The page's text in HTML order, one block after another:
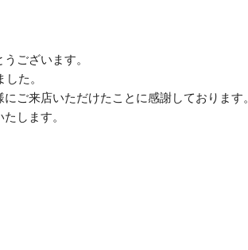
ございます。
た。
ご来店いただけたことに感謝しております。
します。